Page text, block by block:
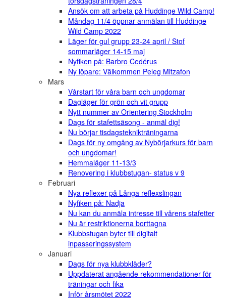
Ansök om att arbeta på Huddinge Wild Camp!
Måndag 11/4 öppnar anmälan till Huddinge
Wild Camp 2022
Läger för gul grupp 23-24 april / Stof
sommarläger 14-15 maj
Nyfiken på: Barbro Cedérus
Ny löpare: Välkommen Peleg Mitzafon
Mars
Vårstart för våra barn och ungdomar
Dagläger för grön och vit grupp
Nytt nummer av Orientering Stockholm
Dags för stafettsäsong - anmäl dig!
Nu börjar tisdagsteknikträningarna
Dags för ny omgång av Nybörjarkurs för barn
och ungdomar!
Hemmaläger 11-13/3
Renovering i klubbstugan- status v 9
Februari
Nya reflexer på Långa reflexslingan
Nyfiken på: Nadja
Nu kan du anmäla intresse till vårens stafetter
Nu är restriktionerna borttagna
Klubbstugan byter till digitalt
inpasseringssystem
Januari
Dags för nya klubbkläder?
Uppdaterat angående rekommendationer för
träningar och fika
Inför årsmötet 2022